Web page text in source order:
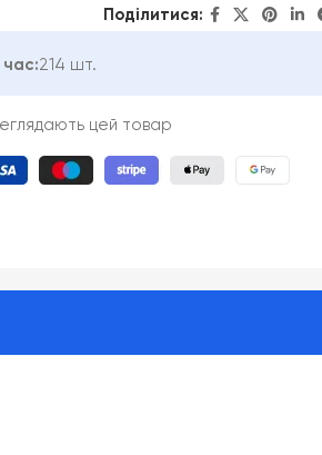
Поділитися:
час:214 шт.
цей товар